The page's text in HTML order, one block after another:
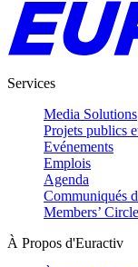
Services
Media Solutions
Projets publics
Evénements
Emplois
Agenda
Communiqués
Members’ Circle
À Propos d'Euractiv